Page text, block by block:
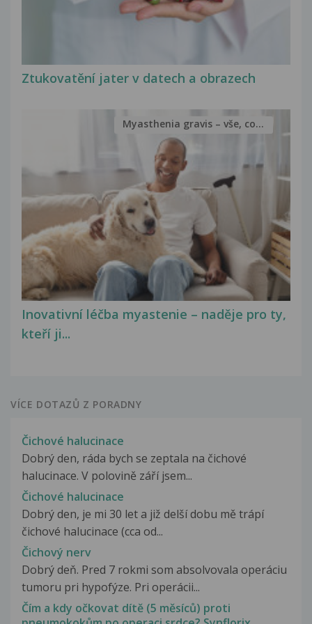
Ztukovatění jater v datech a obrazech
Inovativní léčba myastenie – naděje pro ty,
kteří ji...
Myasthenia gravis – vše, co...
VÍCE DOTAZŮ Z PORADNY
Čichové halucinace
Dobrý den, ráda bych se zeptala na čichové
halucinace. V polovině září jsem...
Čichové halucinace
Dobrý den, je mi 30 let a již delší dobu mě trápí
čichové halucinace (cca od...
Čichový nerv
Dobrý deň. Pred 7 rokmi som absolvovala operáciu
tumoru pri hypofýze. Pri operácii...
Čím a kdy očkovat dítě (5 měsíců) proti